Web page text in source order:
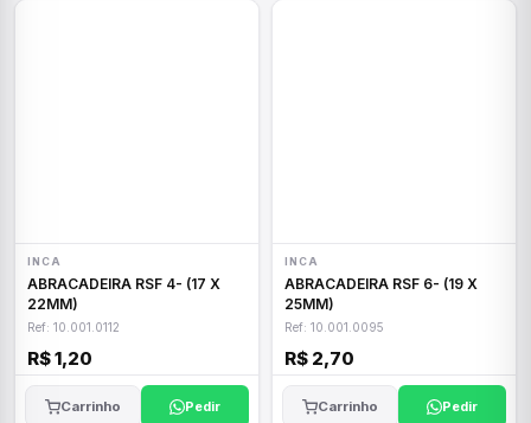
INCA
ABRACADEIRA RSF 4- (17 X
22MM)
Ref: 10.001.0112
R$ 1,20
Carrinho Pedir
INCA
ABRACADEIRA RSF 6- (19 X
25MM)
Ref: 10.001.0095
R$ 2,70
Carrinho Pedir